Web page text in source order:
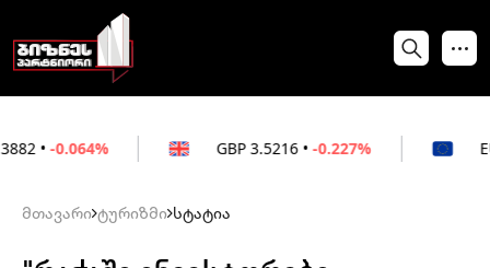
3.5216 -0.227% 3.0212
მთავარი ტურიზმი სტატია